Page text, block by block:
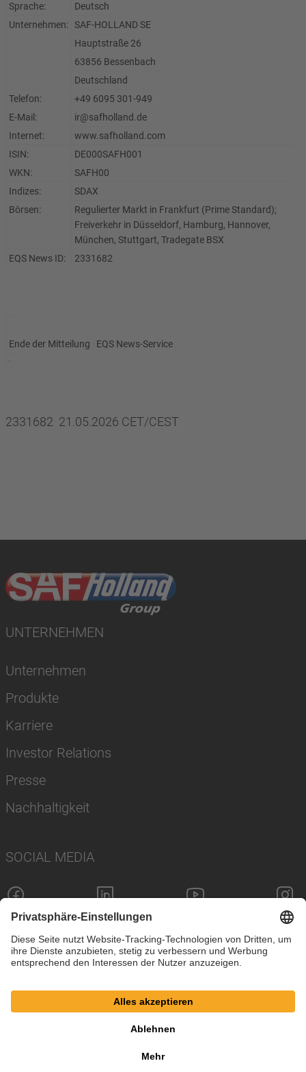
Sprache:
Deutsch
Unternehmen:
SAF-HOLLAND SE
Hauptstraße 26
63856 Bessenbach
Deutschland
Telefon:
+49 6095 301-949
E-Mail:
ir@safholland.de
Internet:
www.safholland.com
ISIN:
DE000SAFH001
WKN:
SAFH00
Indizes:
SDAX
Börsen:
Regulierter Markt in Frankfurt (Prime Standard);
Freiverkehr in Düsseldorf, Hamburg, Hannover,
München, Stuttgart, Tradegate BSX
EQS News ID:
2331682
Ende der Mitteilung EQS News-Service
2331682 21.05.2026 CET/CEST
UNTERNEHMEN
Unternehmen
Produkte
Karriere
Investor Relations
Presse
Nachhaltigkeit
SOCIAL MEDIA
Datenschutz
Cookie-Einstellungen
AGB